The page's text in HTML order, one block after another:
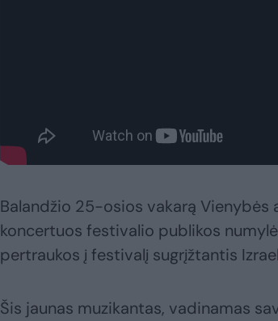
Balandžio 25-osios vakarą Vienybės
koncertuos festivalio publikos
pertraukos į festivalį sugrįžtantis
Šis jaunas muzikantas, vadinamas